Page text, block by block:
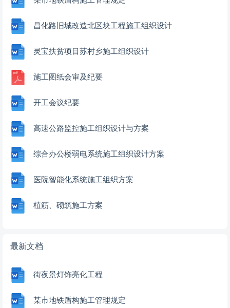
昌化路旧城改造北区块工程施工组织设计
灵宝扶贫项目苏村乡施工组织设计
施工图纸会审及纪要
开工会议纪要
高速公路监控施工组织设计与方案
综合办公楼弱电系统施工组织设计方案
医院智能化系统施工组织方案
植筋、砌筑施工方案
最新文档
街夜景灯饰亮化工程
某市地铁盾构施工管理规定